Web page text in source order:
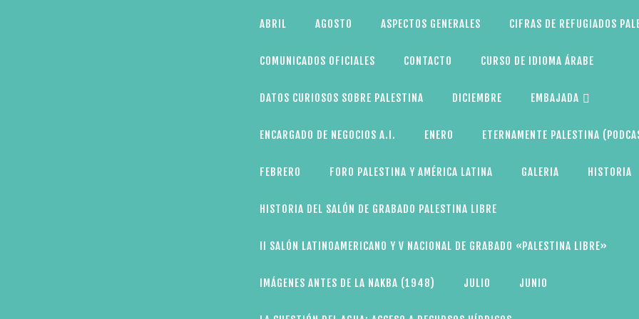
ABRIL AGOSTO ASPECTOS GENERALES CIFRAS DE REFUGIADOS
COMUNICADOS OFICIALES CONTACTO CURSO DE IDIOMA ÁRABE
DATOS CURIOSOS SOBRE PALESTINA DICIEMBRE EMBAJADA
ENCARGADO DE NEGOCIOS A.I. ENERO ETERNAMENTE PALESTINA
FEBRERO FORO PALESTINA Y AMÉRICA LATINA GALERIA HISTORIA
HISTORIA DEL SALÓN DE GRABADO PALESTINA LIBRE
II SALÓN LATINOAMERICANO Y V NACIONAL DE GRABADO «PALESTINA LIBRE»
IMÁGENES ANTES DE LA NAKBA (1948) JULIO JUNIO